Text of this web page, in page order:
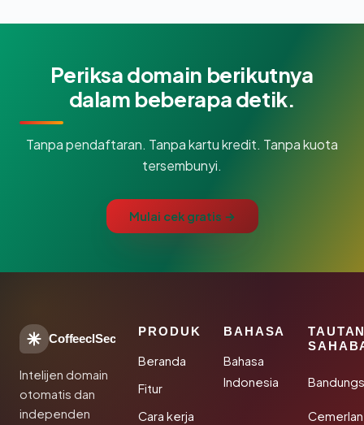
Periksa domain berikutnya
dalam beberapa detik.
Tanpa pendaftaran. Tanpa kartu kredit. Tanpa kuota
tersembunyi.
Mulai cek gratis →
CoffeeclSec
Intelijen domain
otomatis dan
independen
PRODUK
Beranda
Fitur
Cara kerja
BAHASA
Bahasa
Indonesia